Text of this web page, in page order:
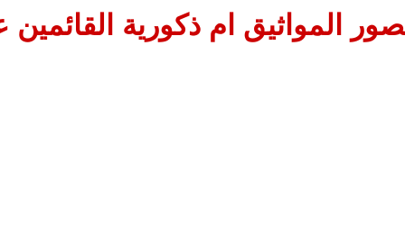
المواثيق ام ذكورية القائمين